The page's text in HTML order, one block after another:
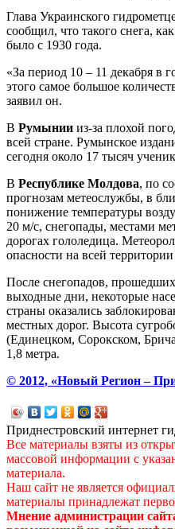
Глава Украинского
сообщил, что такого снега,
было с 1930 года.
«За период 10 – 11 декабря в
этого самое большое
заявил он.
В Румынии из-за плохой
всей стране. Румынское
сегодня около 17 тысяч
В Республике Молдова, по
прогнозам метеослужбы, в
понижение температуры
20 м/с, снегопады, местами
дорогах гололедица.
опасности на всей
После снегопадов,
выходные дни, некоторые
страны оказались
местных дорог. Высота
(Единецком, Сорокском,
1,8 метра.
© 2012, «Новый Регион –
Приднестровский интернет
Все материалы взяты из
массовой информации с
материала.
Наш сайт не является
материалы принадлежат
Мнение администрации